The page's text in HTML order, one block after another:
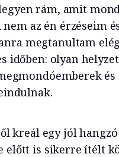
rám, amit
az én érzéseim
megtanultam
időben: olyan
és
kreál egy jól
előtt is sikerre ítélt